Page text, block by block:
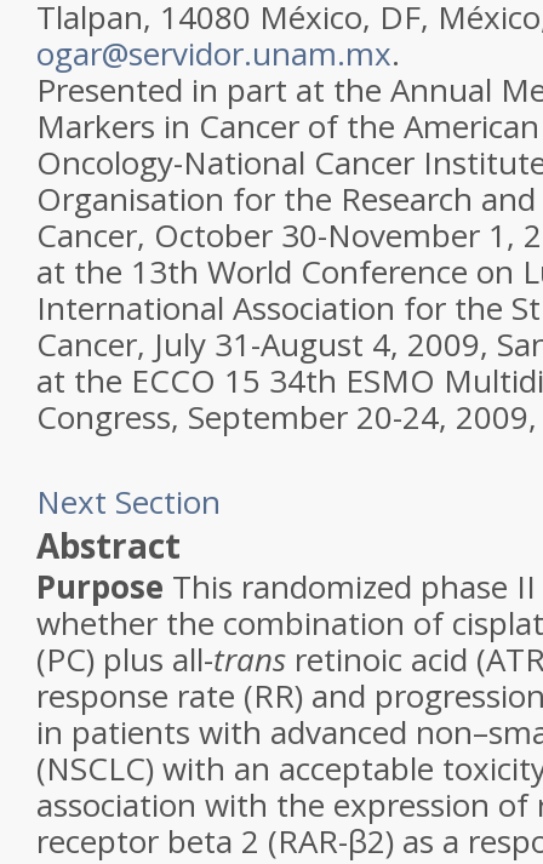
Tlalpan, 14080 México, DF,
ogar@servidor.unam.mx.
Presented in part at the Annual
Markers in Cancer of the
Oncology-National Cancer
Organisation for the Research
Cancer, October 30-November 1,
at the 13th World Conference on
International Association for the
Cancer, July 31-August 4, 2009,
at the ECCO 15 34th ESMO
Congress, September 20-24,
Next Section
Abstract
Purpose This randomized phase
whether the combination of
(PC) plus all-trans retinoic acid
response rate (RR) and
in patients with advanced
(NSCLC) with an acceptable
association with the expression of
receptor beta 2 (RAR-β2) as a